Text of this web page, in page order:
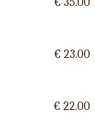
€ 23.00
€ 22.00